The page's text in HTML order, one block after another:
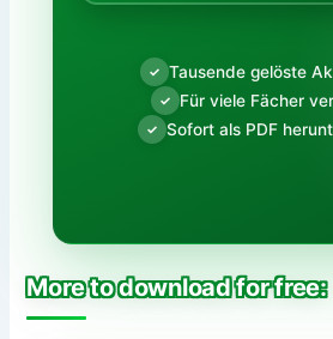
✓ Tausende gelöste
✓ Für viele Fächer
✓ Sofort als PDF
More to download for free: